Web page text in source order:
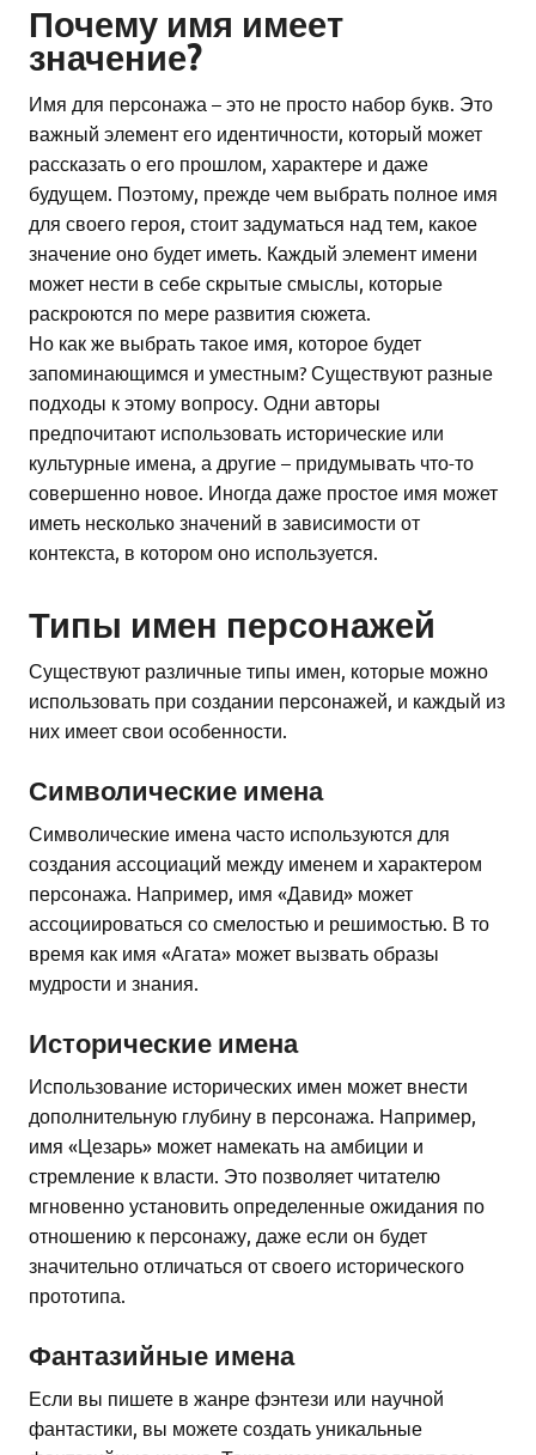
Почему имя имеет
значение?
Имя для персонажа – это не просто набор букв. Это
важный элемент его идентичности, который может
рассказать о его прошлом, характере и даже
будущем. Поэтому, прежде чем выбрать полное имя
для своего героя, стоит задуматься над тем, какое
значение оно будет иметь. Каждый элемент имени
может нести в себе скрытые смыслы, которые
раскроются по мере развития сюжета.
Но как же выбрать такое имя, которое будет
запоминающимся и уместным? Существуют разные
подходы к этому вопросу. Одни авторы
предпочитают использовать исторические или
культурные имена, а другие – придумывать что-то
совершенно новое. Иногда даже простое имя может
иметь несколько значений в зависимости от
контекста, в котором оно используется.
Типы имен персонажей
Существуют различные типы имен, которые можно
использовать при создании персонажей, и каждый из
них имеет свои особенности.
Символические имена
Символические имена часто используются для
создания ассоциаций между именем и характером
персонажа. Например, имя «Давид» может
ассоциироваться со смелостью и решимостью. В то
время как имя «Агата» может вызвать образы
мудрости и знания.
Исторические имена
Использование исторических имен может внести
дополнительную глубину в персонажа. Например,
имя «Цезарь» может намекать на амбиции и
стремление к власти. Это позволяет читателю
мгновенно установить определенные ожидания по
отношению к персонажу, даже если он будет
значительно отличаться от своего исторического
прототипа.
Фантазийные имена
Если вы пишете в жанре фэнтези или научной
фантастики, вы можете создать уникальные